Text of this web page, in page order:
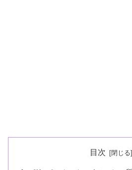
目次